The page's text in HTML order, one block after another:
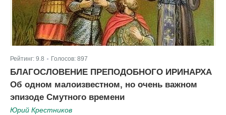
Рейтинг: 9.8 Голосов: 897
БЛАГОСЛОВЕНИЕ ПРЕПОДОБНОГО ИРИНАРХА
Об одном малоизвестном, но очень важном
эпизоде Смутного времени
Юрий Крестников